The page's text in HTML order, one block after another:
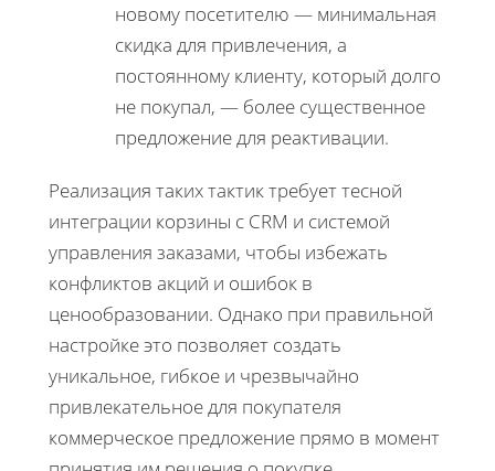
новому посетителю — минимальная
скидка для привлечения, а
постоянному клиенту, который долго
не покупал, — более существенное
предложение для реактивации.
Реализация таких тактик требует тесной
интеграции корзины с CRM и системой
управления заказами, чтобы избежать
конфликтов акций и ошибок в
ценообразовании. Однако при правильной
настройке это позволяет создать
уникальное, гибкое и чрезвычайно
привлекательное для покупателя
коммерческое предложение прямо в момент